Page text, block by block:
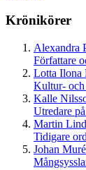
Krönikörer
Alexandra
Författare
Lotta Ilona
Kultur- och
Kalle
Utredare
Martin
Tidigare
Johan